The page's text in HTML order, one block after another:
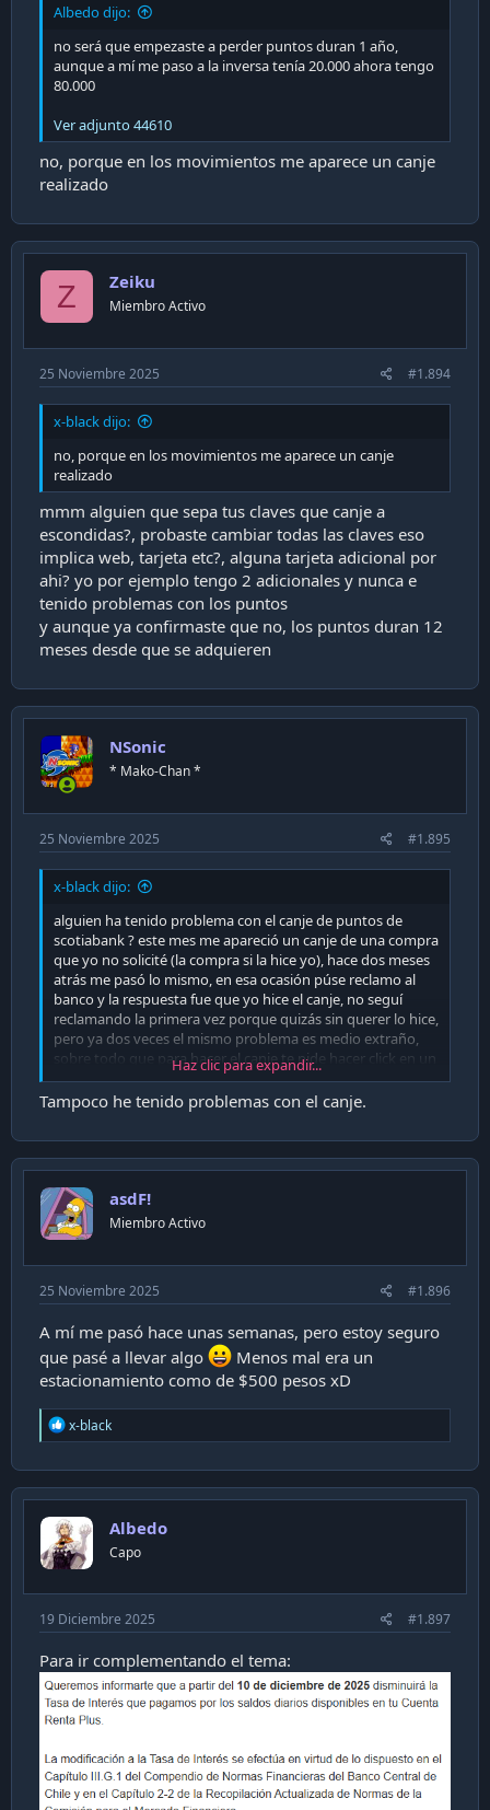
Albedo dijo:
no será que empezaste a perder puntos duran 1 año,
aunque a mí me paso a la inversa tenía 20.000 ahora tengo
80.000
Ver adjunto 44610
no, porque en los movimientos me aparece un canje
realizado
Z Zeiku
Miembro Activo
25 Noviembre 2025 #1.894
x-black dijo:
no, porque en los movimientos me aparece un canje
realizado
mmm alguien que sepa tus claves que canje a
escondidas?, probaste cambiar todas las claves eso
implica web, tarjeta etc?, alguna tarjeta adicional por
ahi? yo por ejemplo tengo 2 adicionales y nunca e
tenido problemas con los puntos
y aunque ya confirmaste que no, los puntos duran 12
meses desde que se adquieren
NSonic
* Mako-Chan *
25 Noviembre 2025 #1.895
x-black dijo:
alguien ha tenido problema con el canje de puntos de
scotiabank ? este mes me apareció un canje de una compra
que yo no solicité (la compra si la hice yo), hace dos meses
atrás me pasó lo mismo, en esa ocasión púse reclamo al
banco y la respuesta fue que yo hice el canje, no seguí
reclamando la primera vez porque quizás sin querer lo hice,
pero ya dos veces el mismo problema es medio extraño,
sobre todo que para hacer el canje te pide hacer click en un
chechbox.
Haz clic para expandir...
Tampoco he tenido problemas con el canje.
asdF!
Miembro Activo
25 Noviembre 2025 #1.896
A mí me pasó hace unas semanas, pero estoy seguro
que pasé a llevar algo
Menos mal era un
estacionamiento como de $500 pesos xD
R
e
c
t
o
n
s
x-black
Albedo
Capo
19 Diciembre 2025 #1.897
Para ir complementando el tema: